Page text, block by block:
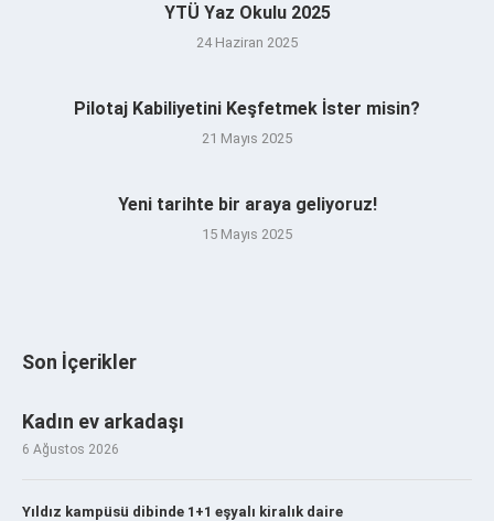
YTÜ Yaz Okulu 2025
24 Haziran 2025
Pilotaj Kabiliyetini Keşfetmek İster misin?
21 Mayıs 2025
Yeni tarihte bir araya geliyoruz!
15 Mayıs 2025
Son İçerikler
Kadın ev arkadaşı
6 Ağustos 2026
Yıldız kampüsü dibinde 1+1 eşyalı kiralık daire